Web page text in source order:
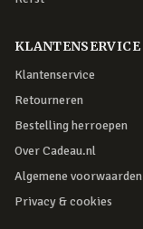
KLANTENSERVICE
Klantenservice
Retourneren
Bestelling herroepen
Over Cadeau.nl
Algemene voorwaarden
Privacy & cookies